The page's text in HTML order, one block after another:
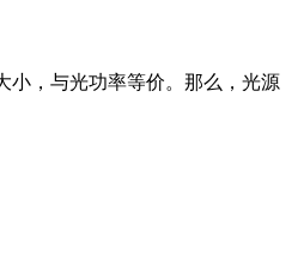
小，与光功率等价。那么，光源